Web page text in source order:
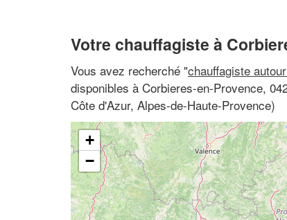
Votre chauffagiste à
Vous avez recherché "chauffagiste
disponibles à Corbieres-en-Provence,
Côte d'Azur, Alpes-de-Haute-Provence)
+
−